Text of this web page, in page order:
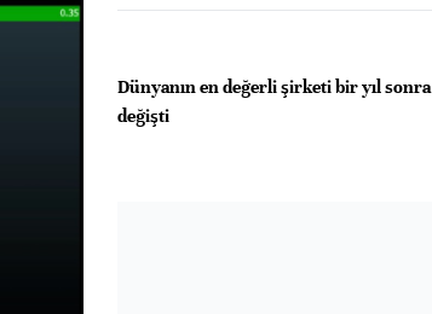
Dünyanın en değerli şirketi bir yıl sonra
değişti